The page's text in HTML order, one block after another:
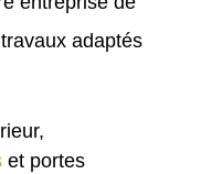
adaptés
et portes